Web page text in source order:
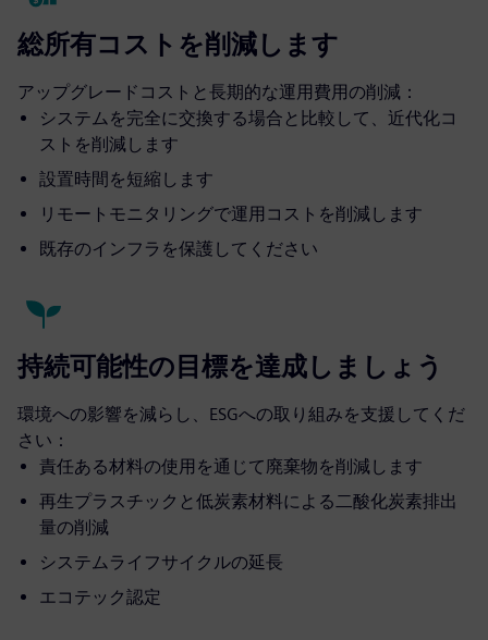
総所有コストを削減します
アップグレードコストと長期的な運用費用の削減：
システムを完全に交換する場合と比較して、近代化コ
ストを削減します
設置時間を短縮します
リモートモニタリングで運用コストを削減します
既存のインフラを保護してください
持続可能性の目標を達成しましょう
環境への影響を減らし、ESGへの取り組みを支援してくだ
さい：
責任ある材料の使用を通じて廃棄物を削減します
再生プラスチックと低炭素材料による二酸化炭素排出
量の削減
システムライフサイクルの延長
エコテック認定